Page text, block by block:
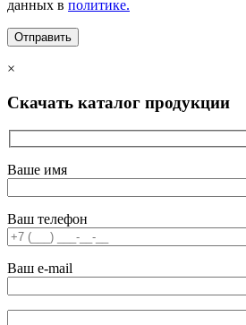
данных в политике.
×
Скачать каталог продукции
Ваше имя
Ваш телефон
Ваш e-mail